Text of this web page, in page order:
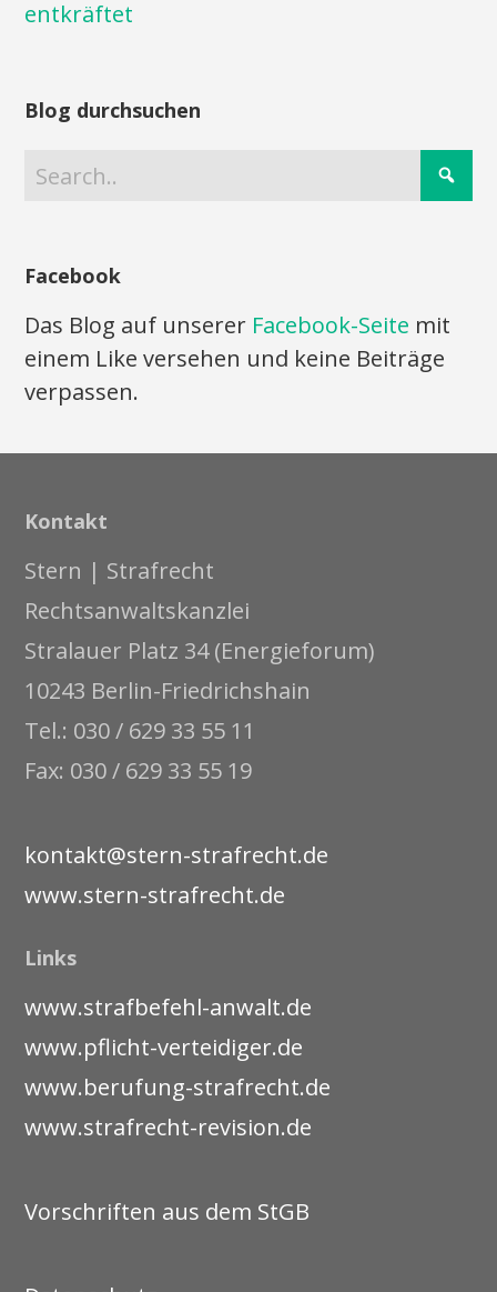
entkräftet
Blog durchsuchen
Facebook
Das Blog auf unserer Facebook-Seite mit
einem Like versehen und keine Beiträge
verpassen.
Kontakt
Stern | Strafrecht
Rechtsanwaltskanzlei
Stralauer Platz 34 (Energieforum)
10243 Berlin-Friedrichshain
Tel.: 030 / 629 33 55 11
Fax: 030 / 629 33 55 19
kontakt@stern-strafrecht.de
www.stern-strafrecht.de
Links
www.strafbefehl-anwalt.de
www.pflicht-verteidiger.de
www.berufung-strafrecht.de
www.strafrecht-revision.de
Vorschriften aus dem StGB